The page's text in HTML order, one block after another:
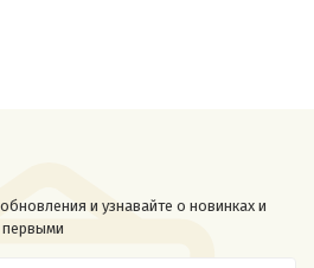
и узнавайте о новинках и